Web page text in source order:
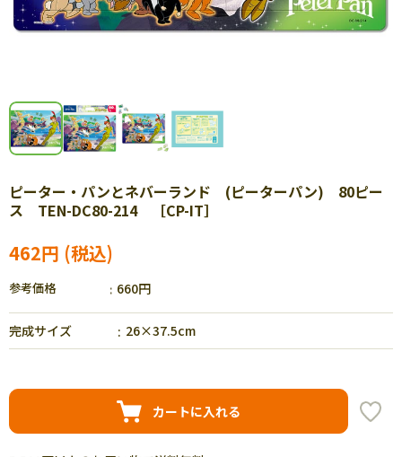
ピーター・パンとネバーランド (ピーターパン) 80ピー
ス TEN-DC80-214 ［CP-IT］
462円
参考価格 660円
完成サイズ 26×37.5cm
カートに入れる